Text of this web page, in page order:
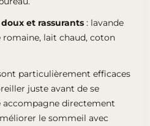
et rassurants : lavande
romaine, lait chaud, coton
particulièrement efficaces
juste avant de se
accompagne directement
le sommeil avec